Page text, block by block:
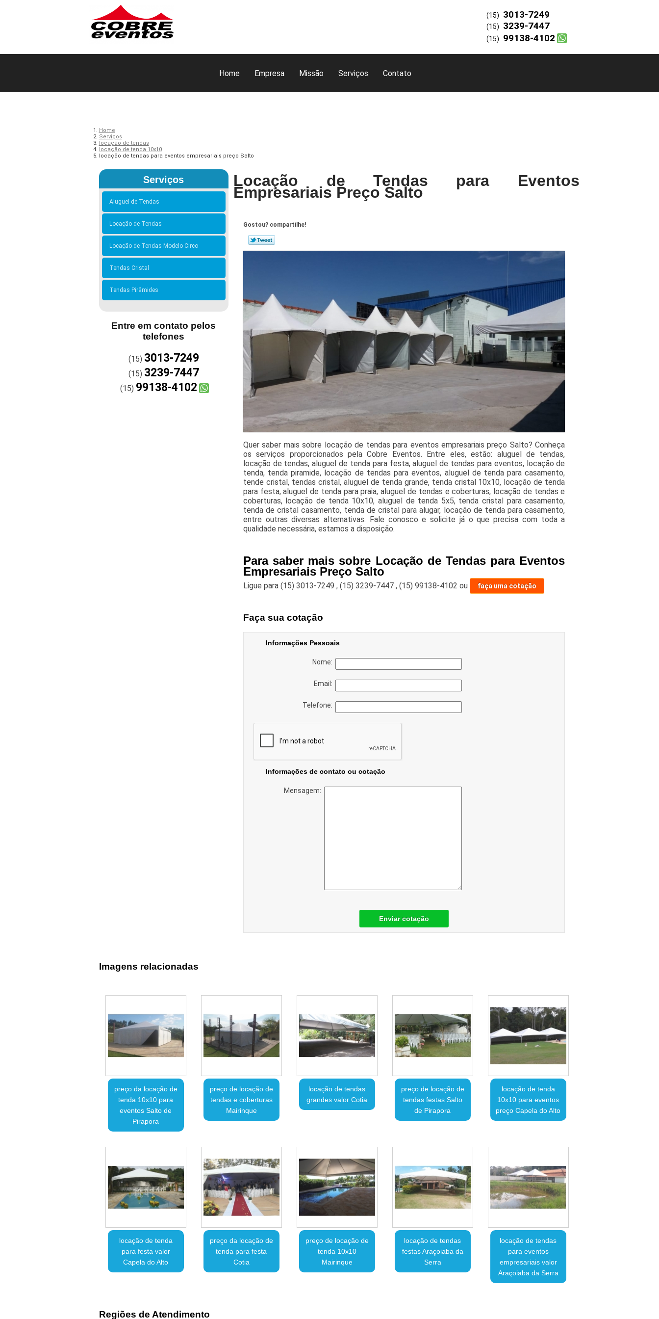
Home Empresa Missão Serviços Contato
(15) 3013-7249
(15) 3239-7447
(15) 99138-4102
Home
Serviços
locação de tendas
locação de tenda 10x10
locação de tendas para eventos empresariais preço Salto
Serviços
Aluguel de Tendas
Locação de Tendas
Locação de Tendas Modelo Circo
Tendas Cristal
Tendas Pirâmides
Entre em contato pelos
telefones
(15) 3013-7249
(15) 3239-7447
(15) 99138-4102
Locação de Tendas para Eventos
Empresariais Preço Salto
Gostou? compartilhe!
Quer saber mais sobre locação de tendas para eventos empresariais preço Salto? Conheça
os serviços proporcionados pela Cobre Eventos. Entre eles, estão: aluguel de tendas,
locação de tendas, aluguel de tenda para festa, aluguel de tendas para eventos, locação de
tenda, tenda piramide, locação de tendas para eventos, aluguel de tenda para casamento,
tende cristal, tendas cristal, aluguel de tenda grande, tenda cristal 10x10, locação de tenda
para festa, aluguel de tenda para praia, aluguel de tendas e coberturas, locação de tendas e
coberturas, locação de tenda 10x10, aluguel de tenda 5x5, tenda cristal para casamento,
tenda de cristal casamento, tenda de cristal para alugar, locação de tenda para casamento,
entre outras diversas alternativas. Fale conosco e solicite já o que precisa com toda a
qualidade necessária, estamos a disposição.
Para saber mais sobre Locação de Tendas para Eventos
Empresariais Preço Salto
Ligue para (15) 3013-7249 , (15) 3239-7447 , (15) 99138-4102 ou faça uma cotação
Faça sua cotação
Informações Pessoais
Nome:
Email:
Telefone:
Informações de contato ou cotação
Mensagem:
Enviar cotação
Imagens relacionadas
preço da locação de
tenda 10x10 para
eventos Salto de
Pirapora
preço de locação de
tendas e coberturas
Mairinque
locação de tendas
grandes valor Cotia
preço de locação de
tendas festas Salto
de Pirapora
locação de tenda
10x10 para eventos
preço Capela do Alto
locação de tenda
para festa valor
Capela do Alto
preço da locação de
tenda para festa
Cotia
preço de locação de
tenda 10x10
Mairinque
locação de tendas
festas Araçoiaba da
Serra
locação de tendas
para eventos
empresariais valor
Araçoiaba da Serra
Regiões de Atendimento